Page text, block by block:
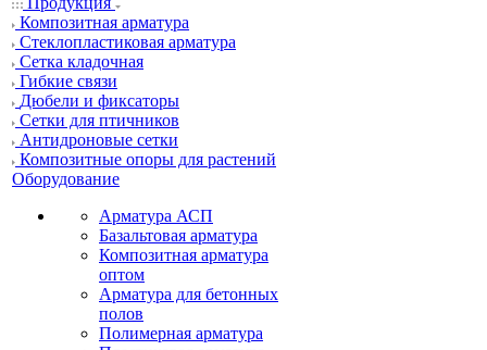
Композитная арматура
Cтеклопластиковая арматура
Сетка кладочная
Гибкие связи
Дюбели и фиксаторы
Сетки для птичников
Антидроновые сетки
Композитные опоры для растений
Оборудование
Арматура АСП
Базальтовая арматура
Композитная арматура
оптом
Арматура для бетонных
полов
Полимерная арматура